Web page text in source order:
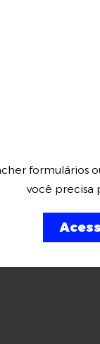
você precisa